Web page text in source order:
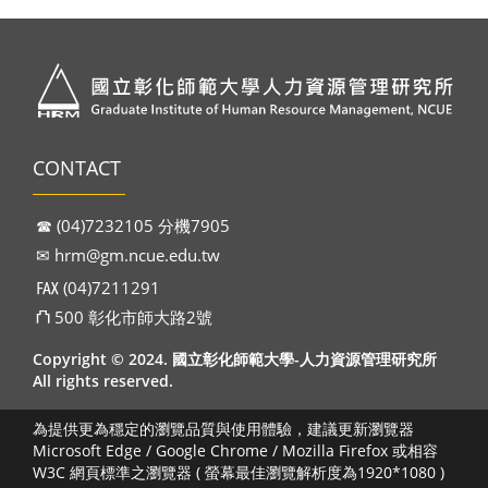
CONTACT
☎︎ (04)7232105 分機7905
✉︎ hrm@gm.ncue.edu.tw
℻ (04)7211291
⛫ 500 彰化市師大路2號
Copyright © 2024. 國立彰化師範大學-人力資源管理研究所
All rights reserved.
為提供更為穩定的瀏覽品質與使用體驗，建議更新瀏覽器
Microsoft Edge / Google Chrome / Mozilla Firefox 或相容
W3C 網頁標準之瀏覽器 ( 螢幕最佳瀏覽解析度為1920*1080 )